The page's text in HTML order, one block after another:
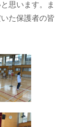
思います。ま
た保護者の皆